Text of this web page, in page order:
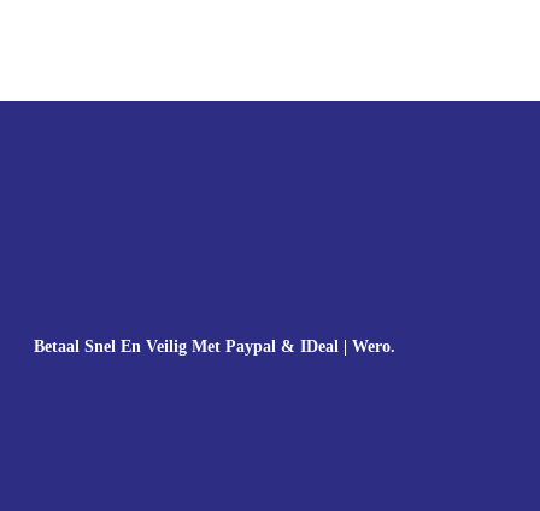
Betaal Snel En Veilig Met Paypal & IDeal | Wero.